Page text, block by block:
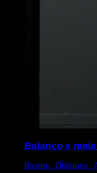
Balanço e
Biceps ∙ Obliques ∙